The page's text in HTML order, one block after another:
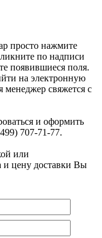
просто нажмите
по надписи
появившиеся поля.
на электронную
менеджер свяжется с
и оформить
707-71-77.
или
и цену доставки Вы